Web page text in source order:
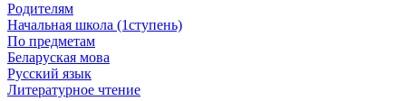
Родителям
Начальная школа (1ступень)
По предметам
Беларуская мова
Русский язык
Литературное чтение